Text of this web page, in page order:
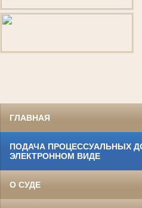
ГЛАВНАЯ
ПОДАЧА ПРОЦЕССУАЛЬНЫХ
ЭЛЕКТРОННОМ ВИДЕ
О СУДЕ